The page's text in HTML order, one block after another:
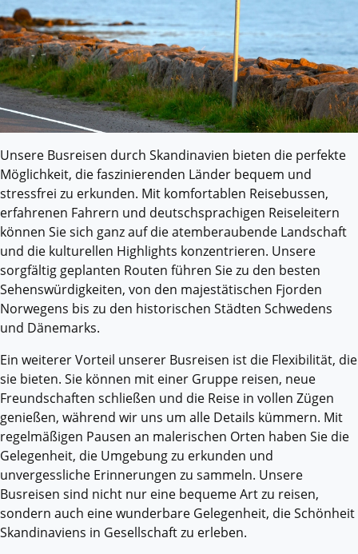
Unsere Busreisen durch Skandinavien bieten die perfekte
Möglichkeit, die faszinierenden Länder bequem und
stressfrei zu erkunden. Mit komfortablen Reisebussen,
erfahrenen Fahrern und deutschsprachigen Reiseleitern
können Sie sich ganz auf die atemberaubende Landschaft
und die kulturellen Highlights konzentrieren. Unsere
sorgfältig geplanten Routen führen Sie zu den besten
Sehenswürdigkeiten, von den majestätischen Fjorden
Norwegens bis zu den historischen Städten Schwedens
und Dänemarks.
Ein weiterer Vorteil unserer Busreisen ist die Flexibilität, die
sie bieten. Sie können mit einer Gruppe reisen, neue
Freundschaften schließen und die Reise in vollen Zügen
genießen, während wir uns um alle Details kümmern. Mit
regelmäßigen Pausen an malerischen Orten haben Sie die
Gelegenheit, die Umgebung zu erkunden und
unvergessliche Erinnerungen zu sammeln. Unsere
Busreisen sind nicht nur eine bequeme Art zu reisen,
sondern auch eine wunderbare Gelegenheit, die Schönheit
Skandinaviens in Gesellschaft zu erleben.